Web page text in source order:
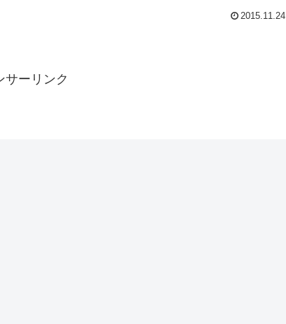
2015.11.24
サーリンク